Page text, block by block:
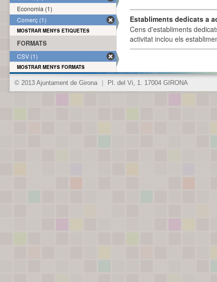
Establiments dedicats a
Cens d'establiments
activitat inclou els
Economia (1)
Comerç (1)
MOSTRAR MENYS ETIQUETES
FORMATS
CSV (1)
MOSTRAR MENYS FORMATS
© 2013 Ajuntament de Girona Pl. del Vi, 1. 17004 GIRONA